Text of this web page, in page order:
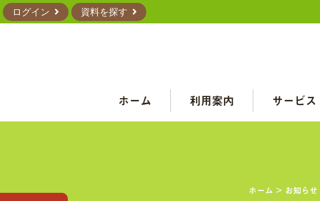
ログイン 資料を探す
ホーム 利用案内 サービス
ホーム > お知らせ